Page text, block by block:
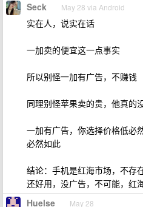
Seck May 28 via Android
实在人，说实在话
一加卖的便宜这一点事实
所以别怪一加有广告，不赚钱
同理别怪苹果卖的贵，他真的
一加有广告，你选择价格低必
必然如此
结论：手机是红海市场，不存
还好用，没广告，不可能，红
Huelse May 28